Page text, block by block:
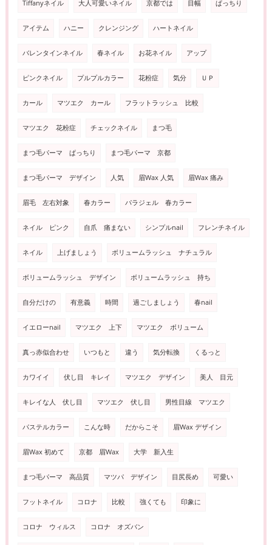
Tiffanyネイル 大人可愛いネイル 京都では 目幅 ぱっちり
アイテム ハニー クレンジング ハートネイル
バレンタインネイル 春ネイル お花ネイル アップ
ピンクネイル プルプルカラー 花粉症 気分 ＵＰ
カール マツエク カール フラットラッシュ 比較
マツエク 花粉症 チェックネイル まつ毛
まつ毛パーマ ぱっちり まつ毛パーマ 京都
まつ毛パーマ デザイン 人気 眉Wax 人気 眉Wax 痛み
眉毛 左右対象 春カラー パラジェル 春カラー
ネイル ピンク 自爪 痛まない シンプルnail フレンチネイル
ネイル 上げましょう ボリュームラッシュ ナチュラル
ボリュームラッシュ デザイン ボリュームラッシュ 持ち
自分だけの 有意義 時間 過ごしましょう 春nail
イエローnail マツエク 上下 マツエク ボリューム
真っ赤似合わせ いつもと 違う 気分転換 くるっと
カワイイ 伏し目 キレイ マツエク デザイン 美人 目元
キレイな人 伏し目 マツエク 伏し目 男性目線 マツエク
パステルカラー こんな時 だからこそ 眉Wax デザイン
眉Wax 初めて 京都 眉Wax 大学 新入生
まつ毛パーマ 高品質 マツパ デザイン 目尻長め 可愛い
フットネイル コロナ 比較 強くても 印象に
コロナ ウィルス コロナ オズバン